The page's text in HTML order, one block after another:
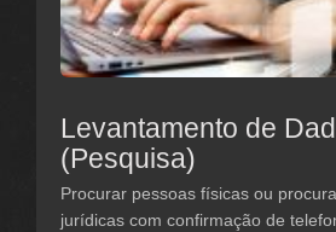
Levantamento de
(Pesquisa)
Procurar pessoas físicas ou
jurídicas com confirmação de